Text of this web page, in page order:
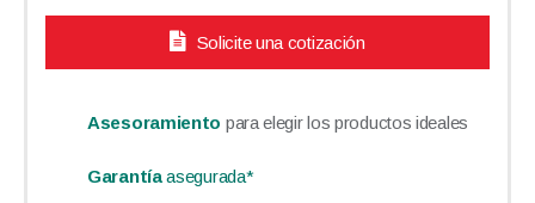
Solicite una cotización
Asesoramiento para elegir los productos ideales
Garantíaasegurada*